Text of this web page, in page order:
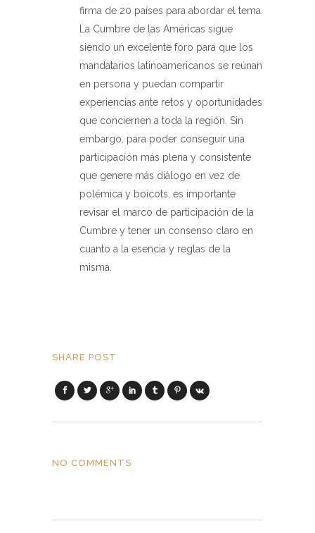
firma de 20 países para abordar el tema.
La Cumbre de las Américas sigue
siendo un excelente foro para que los
mandatarios latinoamericanos se reúnan
en persona y puedan compartir
experiencias ante retos y oportunidades
que conciernen a toda la región. Sin
embargo, para poder conseguir una
participación más plena y consistente
que genere más diálogo en vez de
polémica y boicots, es importante
revisar el marco de participación de la
Cumbre y tener un consenso claro en
cuanto a la esencia y reglas de la
misma.
SHARE POST
NO COMMENTS